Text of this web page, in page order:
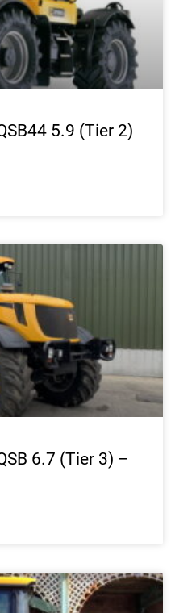
5.9 (Tier 2)
6.7 (Tier 3) –